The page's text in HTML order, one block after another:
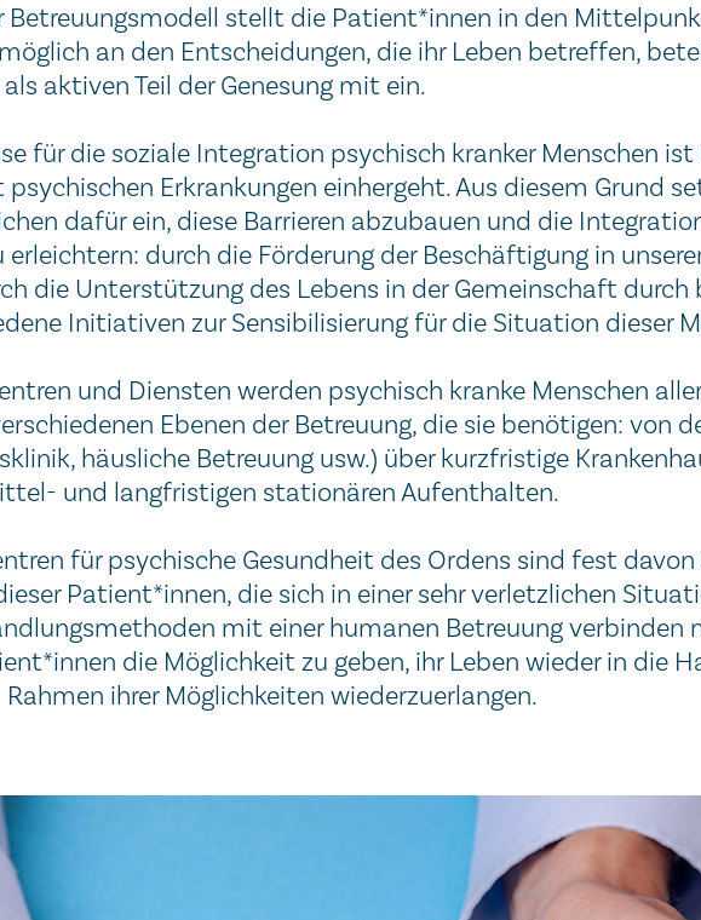
Be­treu­ungs­mo­dell stellt die Pa­tient*­innen in den
an den Ent­schei­dun­gen, die ihr Le­ben be­tref­fen,
ak­ti­ven Teil der Ge­ne­sung mit ein.
für die so­zia­le In­te­gra­tion psy­chisch kran­ker Men­schen
Er­kran­kun­gen ein­her­geht. Aus diesem Grund
da­für ein, diese Barrie­ren ab­zu­bauen und die
durch die För­de­rung der Be­schäf­ti­gung in
die Un­ter­stüt­zung des Le­bens in der Ge­mein­schaft durch
Ini­tia­ti­ven zur Sen­si­bi­li­sie­rung für die Si­tua­tion die­ser
und Diens­ten wer­den psy­chisch kran­ke Men­schen
Ebe­nen der Be­treu­ung, die sie be­nö­ti­gen: von
häus­li­che Be­treu­ung usw.) über kurz­fris­ti­ge
und lang­fris­ti­gen sta­tio­nä­ren Auf­ent­hal­ten.
für psy­chi­sche Ge­sund­heit des Or­dens sind fest
Pa­tient­*innen, die sich in ei­ner sehr ver­letz­li­chen
mit ei­ner hu­ma­nen Be­treu­ung ver­bin­den
die Mög­lich­keit zu ge­ben, ihr Le­ben wie­der in die
ihrer Mög­lich­kei­ten wie­der­zu­er­lan­gen.